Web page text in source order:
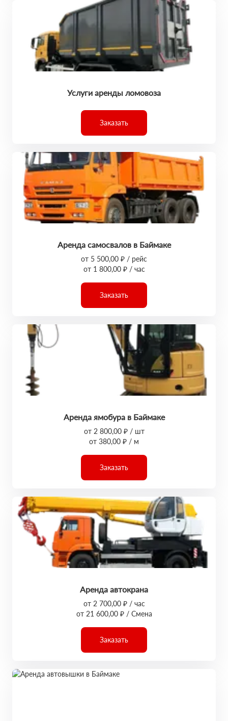
Услуги аренды ломовоза
Заказать
Аренда самосвалов в Баймаке
от 5 500,00 ₽ / рейс
от 1 800,00 ₽ / час
Заказать
Аренда ямобура в Баймаке
от 2 800,00 ₽ / шт
от 380,00 ₽ / м
Заказать
Аренда автокрана
от 2 700,00 ₽ / час
от 21 600,00 ₽ / Смена
Заказать